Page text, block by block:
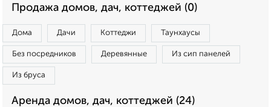
Продажа домов, дач, коттеджей (0)
Дома Дачи Коттеджи Таунхаусы
Без посредников Деревянные Из сип панелей
Из бруса
Аренда домов, дач, коттеджей (24)